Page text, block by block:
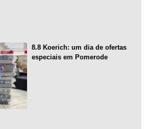
8.8 Koerich: um dia de ofertas
especiais em Pomerode